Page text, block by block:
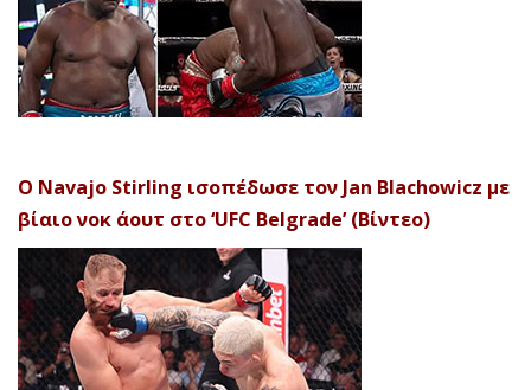
Ο Navajo Stirling ισοπέδωσε τον Jan Blachowicz με
βίαιο νοκ άουτ στο ‘UFC Belgrade’ (Βίντεο)